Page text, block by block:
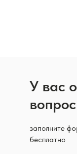
У вас
заполните
бесплатно